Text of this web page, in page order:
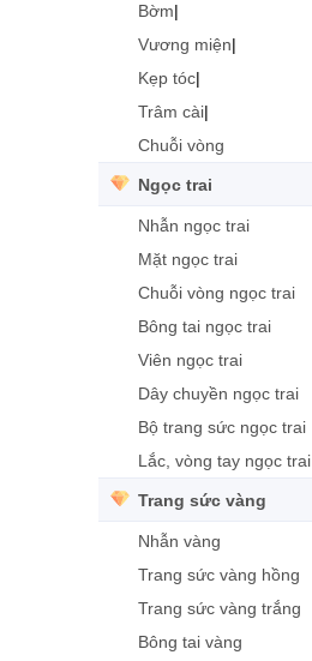
Bờm|
Vương miện|
Kẹp tóc|
Trâm cài|
Chuỗi vòng
Ngọc trai
Nhẫn ngọc trai
Mặt ngọc trai
Chuỗi vòng ngọc trai
Bông tai ngọc trai
Viên ngọc trai
Dây chuyền ngọc trai
Bộ trang sức ngọc trai
Lắc, vòng tay ngọc trai
Trang sức vàng
Nhẫn vàng
Trang sức vàng hồng
Trang sức vàng trắng
Bông tai vàng